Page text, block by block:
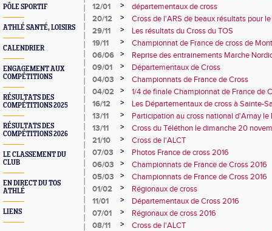
PÔLE SPORTIF
ATHLÉ SANTÉ, LOISIRS
CALENDRIER
ENGAGEMENT AUX
COMPÉTITIONS
RÉSULTATS DES
COMPÉTITIONS 2025
RÉSULTATS DES
COMPÉTITIONS 2026
LE CLASSEMENT DU
CLUB
EN DIRECT DU TOS
ATHLÉ
LIENS
12/01
>
départementaux de cross
20/12
>
Cross de l'ARS de beaux résultats pour
29/11
>
Les résultats du Cross du TOS
19/11
>
Championnat de France de cross de
06/06
>
Reprise des entrainements Marche
09/01
>
Départementaux de Cross
04/03
>
Championnats de France de Cross
04/02
>
1/4 de finale Championnat de France de
16/12
>
Les Départementaux de cross à Sainte-
2017.
13/11 >
Participation au cross national d'Arnay le
13/11
>
Cross du Téléthon le dimanche 20
21/10
>
Cross de l'ALCT
07/03
>
Photos France de cross 2016
06/03
>
Championnats de France de Cross 2016
05/03
>
Championnats de France de Cross 2016
01/02
>
Régionaux de cross
11/01
>
Départementaux de Cross 2016
07/01
>
Régionaux de cross 2016
08/11
>
Cross de l'ALCT